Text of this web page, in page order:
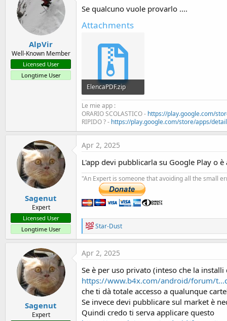
Sub Process_Globals
' Android 13 - Librerie Core e
' nel manifest c'è :
'
'
End Sub
Sub Globals
Private folderPath As String = "/storage/
Private rp As RuntimePermissions ' Oggetto
Private ListView1 As ListView ' Per visualizzare
End Sub
Sub Activity_Create(FirstTime As Boolean)
Activity.Color = Colors.White
Activity.Title = "LISTA FILE PDF"
ListView1.Initialize("ListView1")
Activity.AddView(ListView1, 0, 0, 100%x, 100%y)
' Controllo e richiesta permessi runtime
If
If Permission =
If Result = True Then
Log("Permessi concessi.")
ListPdfFiles
Log("Permessi negati.")
'===================== VIENE
ToastMessageShow("Permesso negato. Non
Return
End If
AlpVir
Well-Known Member
Licensed User
Longtime User
Se qualcuno vuole provarlo ....
Attachments
ElencaPDF.zip
9.7 KB · Views: 279
Le mie app :
ORARIO SCOLASTICO - https://play.google.com/
RIPIDO ? - https://play.google.com/store/apps/
Sagenut
Expert
Licensed User
Longtime User
Apr 2, 2025
L'app devi pubblicarla su Google Play o
"An Expert is someone that avoiding all the small
R
e
a
c
t
o
n
s
Star-Dust
Sagenut
Expert
Apr 2, 2025
Se è per uso privato (inteso che la
https://www.b4x.com/android/forum/
che ti dà totale accesso a qualunque
Se invece devi pubblicare sul market è
Quindi credo ti serva applicare questo